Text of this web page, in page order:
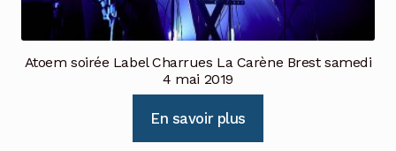
Atoem soirée Label Charrues La Carène Brest samedi
4 mai 2019
En savoir plus